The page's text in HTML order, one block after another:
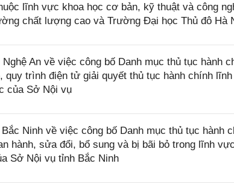
lĩnh vực khoa học cơ bản, kỹ thuật và công
chất lượng cao và Trường Đại học Thủ đô Hà
An về việc công bố Danh mục thủ tục hành
trình điện tử giải quyết thủ tục hành chính
của Sở Nội vụ
Ninh về việc công bố Danh mục thủ tục hành
hành, sửa đổi, bổ sung và bị bãi bỏ trong lĩnh
Sở Nội vụ tỉnh Bắc Ninh